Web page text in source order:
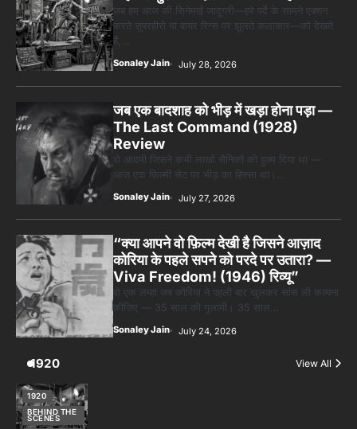
जब हम आज की सिनेमाई जादूगरी—हरे पर्दे के सामने एक्शन
करते सुपरहीरो या वायर रिग्स पर झूलते कलाकार—को देखते
हैं,…
Sonaley Jain July 28, 2026
जब एक बादशाह को भीड़ में खड़ा होना पड़ा —
The Last Command (1928)
Review
वो आदमी जिसने कभी लाखों सैनिकों को हुक्म दिया था —
आज एक फ़िल्मी सेट पर भीड़ का हिस्सा था।…
Sonaley Jain July 27, 2026
“क्या आपने वो फ़िल्म देखी है जिसने आज़ाद
कोरिया के पहले सपने को परदे पर उतारा? —
Viva Freedom! (1946) रिव्यू”
वो एक लम्हा जब कोरिया ने पहली बार खुलकर सांस ली कल्पना
कीजिए — 35 साल की गुलामी। 35 साल…
Sonaley Jain July 24, 2026
1920 View All
1920
BEHIND THE
SCENES